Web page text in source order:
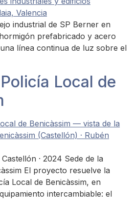
industrial de SP Berner en
prefabricado y acero
línea continua de luz sobre el
Local de
· 2024 Sede de la
El proyecto resuelve la
Local de Benicàssim, en
intercambiable: el